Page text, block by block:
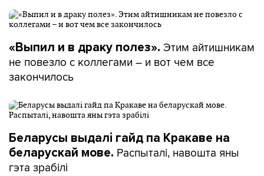
«Выпил и в драку полез». Этим айтишникам
не повезло с коллегами – и вот чем все
закончилось
Беларусы выдалі гайд па Кракаве на
беларускай мове. Распыталі, навошта яны
гэта зрабілі